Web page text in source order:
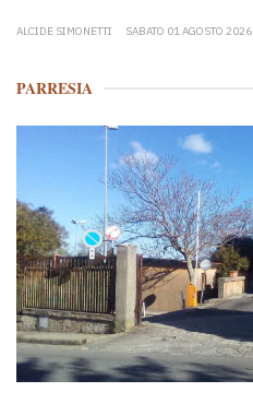
ALCIDE SIMONETTI SABATO 01 AGOSTO 2026
PARRESIA